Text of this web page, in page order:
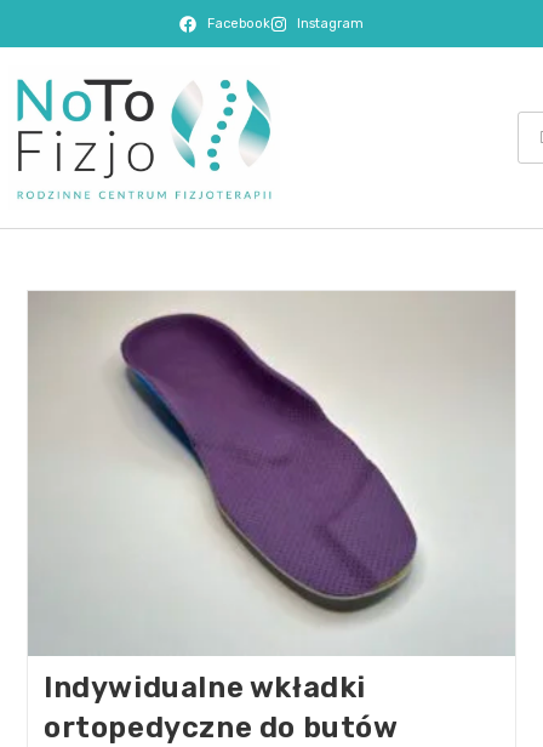
Facebook Instagram
Indywidualne wkładki
ortopedyczne do butów